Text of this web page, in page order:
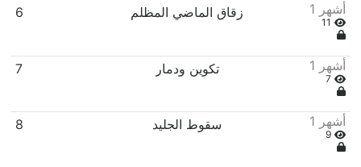
6 زقاق الماضي المظلم 1 أشهر
11
7 تكوين ودمار 1 أشهر
7
8 سقوط الجليد 1 أشهر
9